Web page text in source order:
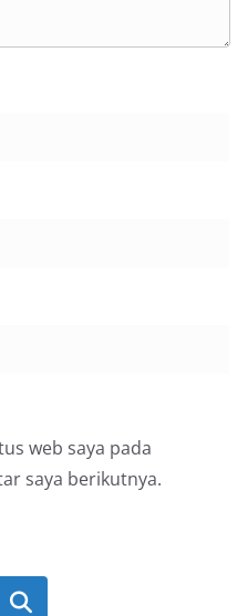
web saya pada
saya berikutnya.
Cari